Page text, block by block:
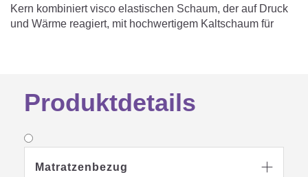
Kern kombiniert visco elastischen Schaum, der auf Druck
und Wärme reagiert, mit hochwertigem Kaltschaum für
Produktdetails
Matratzenbezug 